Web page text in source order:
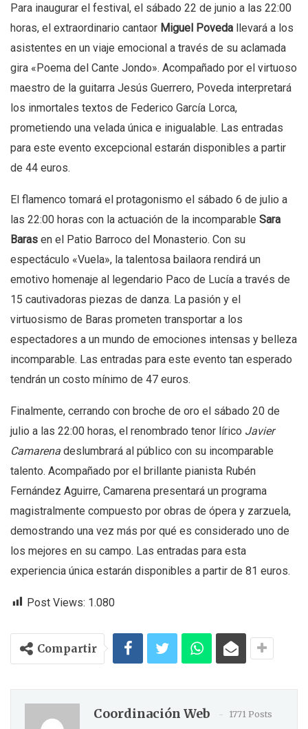
Para inaugurar el festival, el sábado 22 de junio a las 22:00
horas, el extraordinario cantaor Miguel Poveda llevará a los
asistentes en un viaje emocional a través de su aclamada
gira «Poema del Cante Jondo». Acompañado por el virtuoso
maestro de la guitarra Jesús Guerrero, Poveda interpretará
los inmortales textos de Federico García Lorca,
prometiendo una velada única e inigualable. Las entradas
para este evento excepcional estarán disponibles a partir
de 44 euros.
El flamenco tomará el protagonismo el sábado 6 de julio a
las 22:00 horas con la actuación de la incomparable Sara
Baras en el Patio Barroco del Monasterio. Con su
espectáculo «Vuela», la talentosa bailaora rendirá un
emotivo homenaje al legendario Paco de Lucía a través de
15 cautivadoras piezas de danza. La pasión y el
virtuosismo de Baras prometen transportar a los
espectadores a un mundo de emociones intensas y belleza
incomparable. Las entradas para este evento tan esperado
tendrán un costo mínimo de 47 euros.
Finalmente, cerrando con broche de oro el sábado 20 de
julio a las 22:00 horas, el renombrado tenor lírico Javier
Camarena deslumbrará al público con su incomparable
talento. Acompañado por el brillante pianista Rubén
Fernández Aguirre, Camarena presentará un programa
magistralmente compuesto por obras de ópera y zarzuela,
demostrando una vez más por qué es considerado uno de
los mejores en su campo. Las entradas para esta
experiencia única estarán disponibles a partir de 81 euros.
Post Views: 1.080
Compartir
Coordinación Web 1771 Posts